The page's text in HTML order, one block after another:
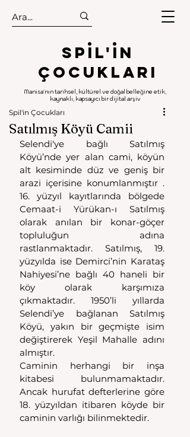
.
.
Spıl'in
Çocukları
Manisa'nın tarihsel, kültürel ve doğal belleğine etik,
kaynaklı, kapsayıcı bir dijital arşiv
Satılmış Köyü Camii
Spil'in Çocukları
Selendi'ye bağlı Satılmış
Köyü’nde yer alan cami, köyün
alt kesiminde düz ve geniş bir
arazi içerisine konumlanmıştır .
16. yüzyıl kayıtlarında bölgede
Cemaat-i Yürükan-ı Satılmış
olarak anılan bir konar-göçer
topluluğun adına
rastlanmaktadır. Satılmış, 19.
yüzyılda ise Demirci’nin Karataş
Nahiyesi’ne bağlı 40 haneli bir
köy olarak karşımıza
çıkmaktadır. 1950’li yıllarda
Selendi’ye bağlanan Satılmış
Köyü, yakın bir geçmişte isim
değiştirerek Yeşil Mahalle adını
almıştır.
Caminin herhangi bir inşa
kitabesi bulunmamaktadır.
Ancak hurufat defterlerine göre
18. yüzyıldan itibaren köyde bir
caminin varlığı bilinmektedir.